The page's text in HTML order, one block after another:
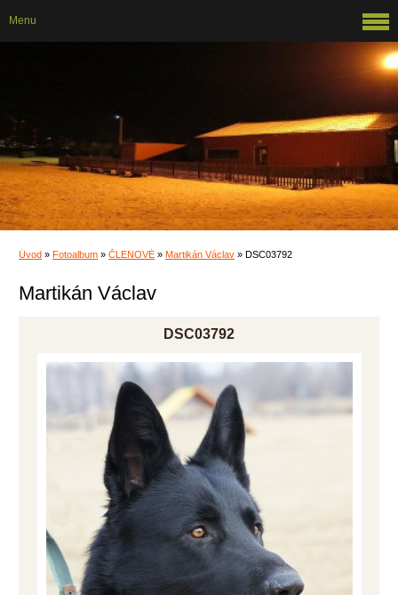
Úvod » Fotoalbum » ČLENOVÉ » Martikán Václav » DSC03792
Martikán Václav
DSC03792
Menu